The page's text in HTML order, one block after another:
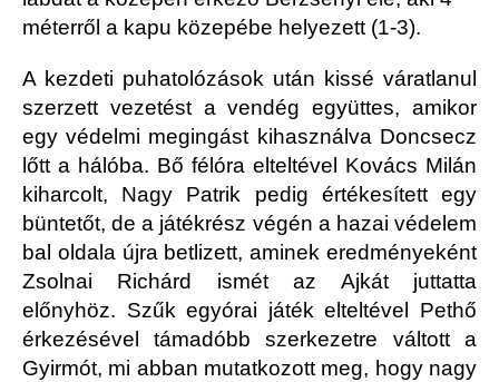
méterről a kapu közepébe helyezett (1-3).
A kezdeti puhatolózások után kissé váratlanul
szerzett vezetést a vendég együttes, amikor
egy védelmi megingást kihasználva Doncsecz
lőtt a hálóba. Bő félóra elteltével Kovács Milán
kiharcolt, Nagy Patrik pedig értékesített egy
büntetőt, de a játékrész végén a hazai védelem
bal oldala újra betlizett, aminek eredményeként
Zsolnai Richárd ismét az Ajkát juttatta
előnyhöz. Szűk egyórai játék elteltével Pethő
érkezésével támadóbb szerkezetre váltott a
Gyirmót, mi abban mutatkozott meg, hogy nagy